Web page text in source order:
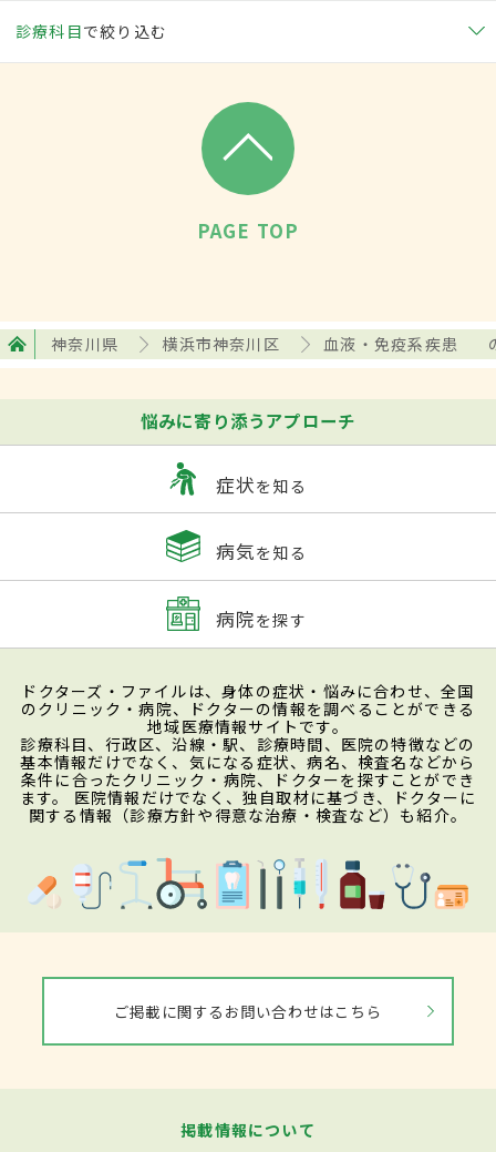
診療科目で絞り込む
PAGE TOP
神奈川県 横浜市神奈川区 血液・免疫系疾患
悩みに寄り添うアプローチ
症状を知る
病気を知る
病院を探す
ドクターズ・ファイルは、身体の症状・悩みに合わせ、全国
のクリニック・病院、ドクターの情報を調べることができる
地域医療情報サイトです。
診療科目、行政区、沿線・駅、診療時間、医院の特徴などの
基本情報だけでなく、気になる症状、病名、検査名などから
条件に合ったクリニック・病院、ドクターを探すことができ
ます。 医院情報だけでなく、独自取材に基づき、ドクターに
関する情報（診療方針や得意な治療・検査など）も紹介。
ご掲載に関するお問い合わせはこちら
掲載情報について